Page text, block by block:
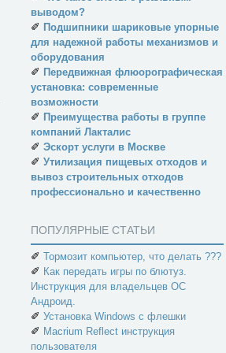
выводом?
✐ Подшипники шариковые упорные
для надежной работы механизмов и
оборудования
✐ Передвижная флюорографическая
установка: современные
возможности
✐ Преимущества работы в группе
компаний Лакталис
✐ Эскорт услуги в Москве
✐ Утилизация пищевых отходов и
вывоз строительных отходов
профессионально и качественно
ПОПУЛЯРНЫЕ СТАТЬИ
✐ Тормозит компьютер, что делать ???
✐ Как передать игры по блютуз.
Инструкция для владельцев ОС
Андроид.
✐ Установка Windows с флешки
✐ Macrium Reflect инструкция
пользователя